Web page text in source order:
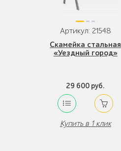
Артикул: 21548
Скамейка стальная
«Уездный город»
29 600 руб.
Купить в 1 клик